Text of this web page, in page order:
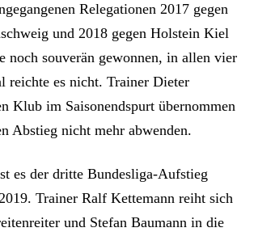
Relegationen 2017 gegen
und 2018 gegen Holstein Kiel
noch souverän gewonnen, in allen vier
reichte es nicht. Trainer Dieter
Klub im Saisonendspurt übernommen
Abstieg nicht mehr abwenden.
es der dritte Bundesliga-Aufstieg
Trainer Ralf Kettemann reiht sich
und Stefan Baumann in die